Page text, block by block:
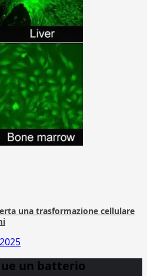
una trasformazione cellulare
un batterio